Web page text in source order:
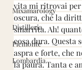
Mixamarology
Distilleria
Piemonte
Lombardia
vita mi ritrovai per
oscura, ché la
smarrita. Ah!
cosa dura. Questa
aspra e forte, che
la paura. Tanta e